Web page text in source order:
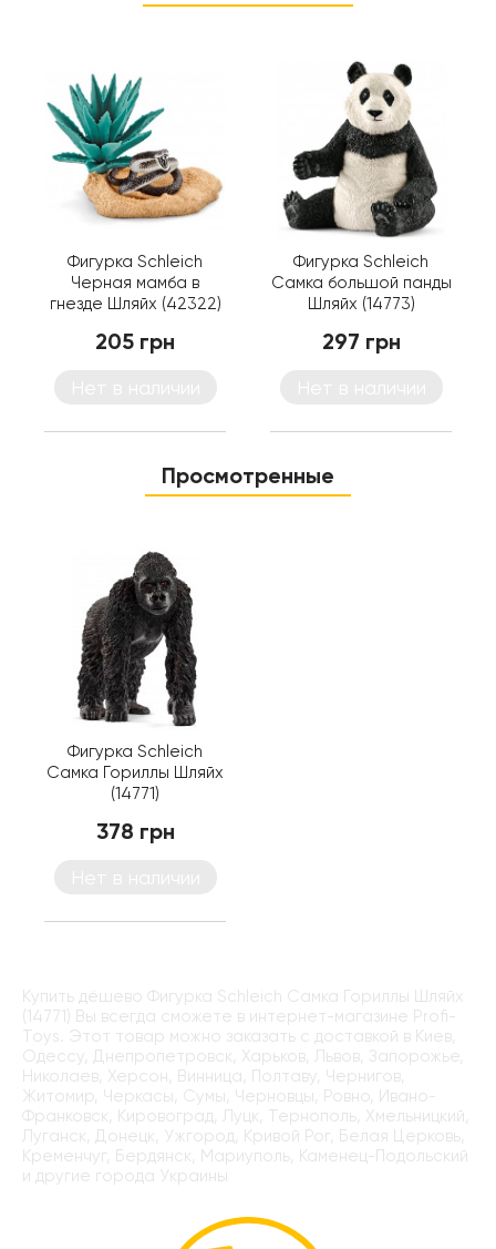
Фигурка Schleich
Черная мамба в
гнезде Шляйх (42322)
205 грн
Фигурка Schleich
Самка большой панды
Шляйх (14773)
297 грн
Просмотренные
Фигурка Schleich
Самка Гориллы Шляйх
(14771)
378 грн
Купить дёшево Фигурка Schleich Самка Гориллы Шляйх
(14771) Вы всегда сможете в интернет-магазине Profi-
Toys. Этот товар можно заказать с доставкой в Киев,
Одессу, Днепропетровск, Харьков, Львов, Запорожье,
Николаев, Херсон, Винница, Полтаву, Чернигов,
Житомир, Черкасы, Сумы, Черновцы, Ровно, Ивано-
Франковск, Кировоград, Луцк, Тернополь, Хмельницкий,
Луганск, Донецк, Ужгород, Кривой Рог, Белая Церковь,
Кременчуг, Бердянск, Мариуполь, Каменец-Подольский
и другие города Украины